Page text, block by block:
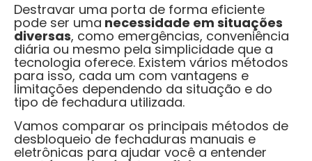
Destravar uma porta de forma eficiente
pode ser uma necessidade em situações
diversas, como emergências, conveniência
diária ou mesmo pela simplicidade que a
tecnologia oferece. Existem vários métodos
para isso, cada um com vantagens e
limitações dependendo da situação e do
tipo de fechadura utilizada.
Vamos comparar os principais métodos de
desbloqueio de fechaduras manuais e
eletrônicas para ajudar você a entender